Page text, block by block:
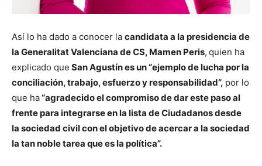
Así lo ha dado a conocer la candidata a la presidencia de
la Generalitat Valenciana de CS, Mamen Peris, quien ha
explicado que San Agustín es un “ejemplo de lucha por la
conciliación, trabajo, esfuerzo y responsabilidad”, por lo
que ha“agradecido el compromiso de dar este paso al
frente para integrarse en la lista de Ciudadanos desde
la sociedad civil con el objetivo de acercar a la sociedad
la tan noble tarea que es la política”.